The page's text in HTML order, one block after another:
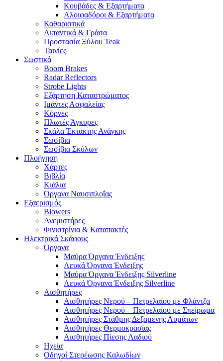
Κουβάδες & Εξαρτήματα
Αλοιφαδόροι & Εξαρτήματα
Καθαριστικά
Λιπαντικά & Γράσα
Προστασία Ξύλου Teak
Ταινίες
Σωστικά
Boom Brakes
Radar Reflectors
Strobe Lights
Εξάρτηση Καταστρώματος
Ιμάντες Ασφαλείας
Κόρνες
Πλωτές Άγκυρες
Σκάλα Έκτακτης Ανάγκης
Σωσίβια
Σωσίβια Σκύλων
Πλοήγηση
Χάρτες
Βιβλία
Κιάλια
Όργανα Ναυσιπλοΐας
Εξαερισμός
Blowers
Ανεμιστήρες
Φινιστρίνια & Καταπακτές
Ηλεκτρικά Σκάφους
Όργανα
Μαύρα Όργανα Ένδειξης
Λευκά Όργανα Ένδειξης
Μαύρα Όργανα Ένδειξης Silverline
Λευκά Όργανα Ένδειξης Silverline
Αισθητήρες
Αισθητήρες Νερού – Πετρελαίου με Φλάντζα
Αισθητήρες Νερού – Πετρελαίου με Σπείρωμα
Αισθητήρες Στάθμης Δεξαμενής Λυμάτων
Αισθητήρες Θερμοκρασίας
Αισθητήρες Πίεσης Λαδιού
Ηχεία
Οδηγοί Στερέωσης Καλωδίων